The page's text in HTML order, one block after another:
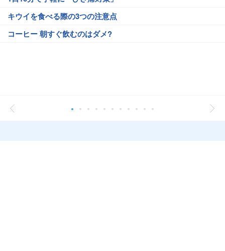
キウイを食べる際の3つの注意点
コーヒー 朝すぐ飲むのはダメ?